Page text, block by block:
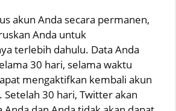
akun Anda secara permanen,
Anda untuk
terlebih dahulu. Data Anda
30 hari, selama waktu
mengaktifkan kembali akun
Setelah 30 hari, Twitter akan